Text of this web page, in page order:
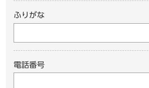
ふりがな
電話番号